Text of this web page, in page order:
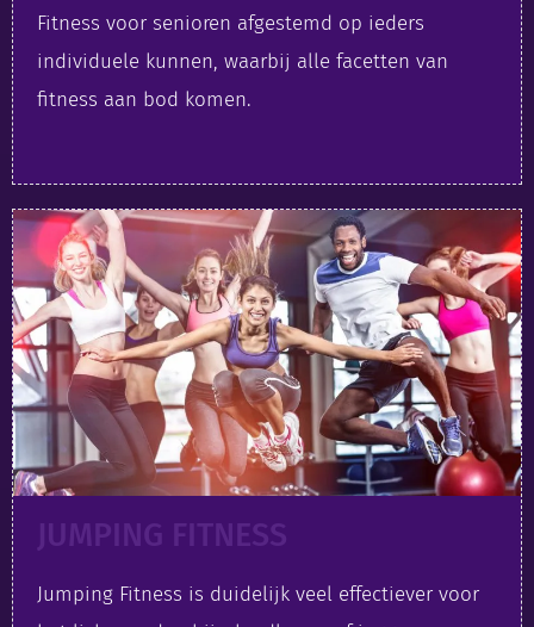
Fitness voor senioren afgestemd op ieders
individuele kunnen, waarbij alle facetten van
fitness aan bod komen.
JUMPING FITNESS
Jumping Fitness is duidelijk veel effectiever voor